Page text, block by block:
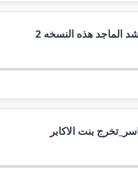
الماجد هذه النسخه 2